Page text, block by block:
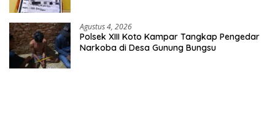
Agustus 4, 2026
Polsek XIII Koto Kampar Tangkap Pengedar
Narkoba di Desa Gunung Bungsu